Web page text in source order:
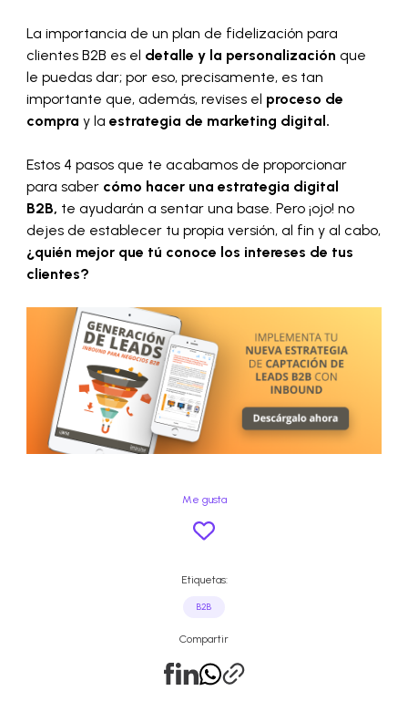
La importancia de un plan de fidelización para
clientes B2B es el detalle y la personalización que
le puedas dar; por eso, precisamente, es tan
importante que, además, revises el proceso de
compra y laestrategia de marketing digital.
Estos 4 pasos que te acabamos de proporcionar
para saber cómo hacer una estrategia digital
B2B, te ayudarán a sentar una base. Pero ¡ojo! no
dejes de establecer tu propia versión, al fin y al cabo,
¿quién mejor que tú conoce los intereses de tus
clientes?
Me gusta
Etiquetas:
B2B
Compartir